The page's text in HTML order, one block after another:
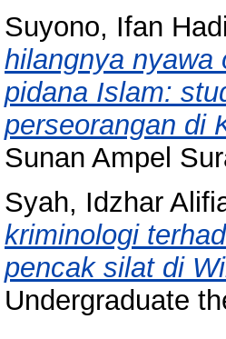
Suyono, Ifan Hadi
hilangnya nyawa
pidana Islam:
perseorangan di
Sunan Ampel
Syah, Idzhar
kriminologi
pencak silat di
Undergraduate